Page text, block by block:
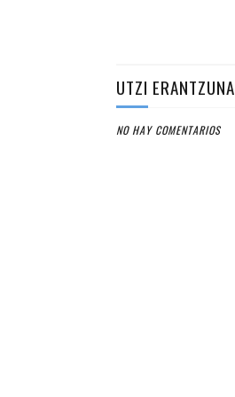
UTZI ERANTZUNA
NO HAY COMENTARIOS